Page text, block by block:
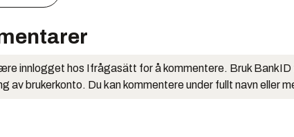
innlogget hos Ifrågasätt for å kommentere. Bruk
av brukerkonto. Du kan kommentere under fullt navn eller